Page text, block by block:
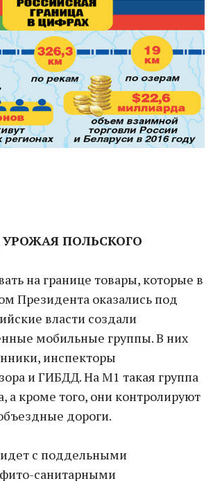
УРОЖАЯ ПОЛЬСКОГО
на границе товары, которые в
Президента оказались под
власти создали
мобильные группы. В них
инспекторы
и ГИБДД. На М1 такая группа
а кроме того, они контролируют
дороги.
с поддельными
санитарными